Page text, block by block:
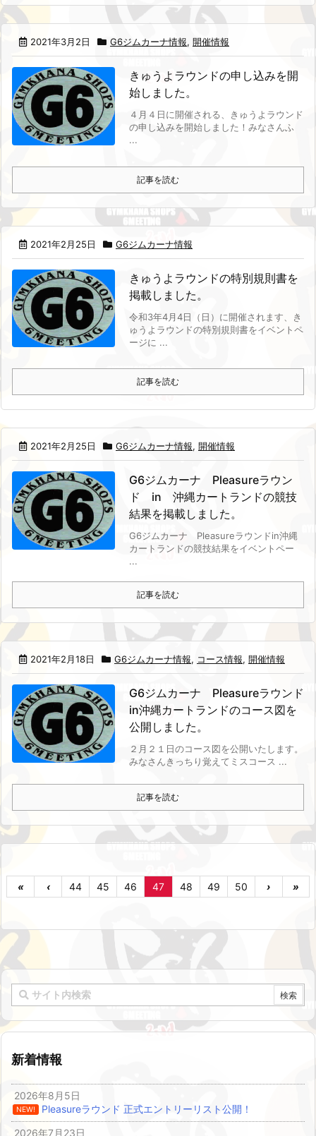
2021年3月2日 G6ジムカーナ情報, 開催情報
きゅうよラウンドの申し込みを開
始しました。
４月４日に開催される、きゅうよラウンド
の申し込みを開始しました！ みなさんふ
...
記事を読む
2021年2月25日 G6ジムカーナ情報
きゅうよラウンドの特別規則書を
掲載しました。
令和3年4月4日（日）に開催されます、き
ゅうよラウンドの特別規則書をイベントペ
ージに ...
記事を読む
2021年2月25日 G6ジムカーナ情報, 開催情報
G6ジムカーナ Pleasureラウン
ド in 沖縄カートランドの競技
結果を掲載しました。
G6ジムカーナ Pleasureラウンドin沖縄
カートランドの競技結果をイベントペー
...
記事を読む
2021年2月18日 G6ジムカーナ情報, コース情報, 開催情報
G6ジムカーナ Pleasureラウンド
in沖縄カートランドのコース図を
公開しました。
２月２１日のコース図を公開いたします。
みなさんきっちり覚えてミスコース ...
記事を読む
« ‹ 44 45 46 47 48 49 50 › »
新着情報
2026年8月5日
NEW!
Pleasureラウンド 正式エントリーリスト公開！
2026年7月23日